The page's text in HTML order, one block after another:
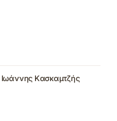
Ιωάννης Κασκαμτζής